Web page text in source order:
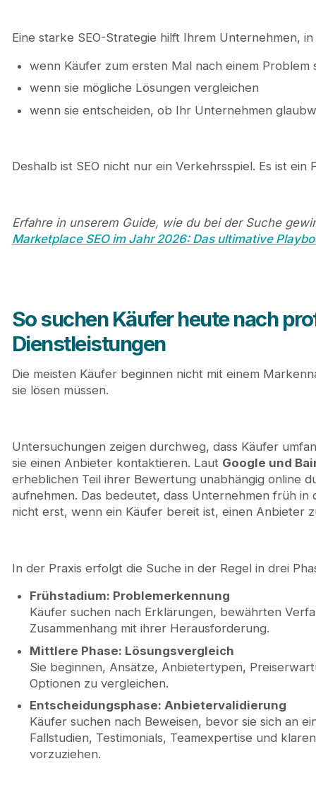
Eine starke SEO-Strategie hilft Ihrem Unternehmen,
wenn Käufer zum ersten Mal nach einem Problem
wenn sie mögliche Lösungen vergleichen
wenn sie entscheiden, ob Ihr Unternehmen
Deshalb ist SEO nicht nur ein Verkehrsspiel. Es ist ein
Erfahre in unserem Guide, wie du bei der Suche
Marketplace SEO im Jahr 2026: Das ultimative
So suchen Käufer heute nach
Dienstleistungen
Die meisten Käufer beginnen nicht mit einem
sie lösen müssen.
Untersuchungen zeigen durchweg, dass Käufer
sie einen Anbieter kontaktieren. Laut Google und
erheblichen Teil ihrer Bewertung unabhängig online
aufnehmen. Das bedeutet, dass Unternehmen früh in
nicht erst, wenn ein Käufer bereit ist, einen Anbieter
In der Praxis erfolgt die Suche in der Regel in drei
Frühstadium: Problemerkennung
Käufer suchen nach Erklärungen, bewährten
Zusammenhang mit ihrer Herausforderung.
Mittlere Phase: Lösungsvergleich
Sie beginnen, Ansätze, Anbietertypen,
Optionen zu vergleichen.
Entscheidungsphase: Anbietervalidierung
Käufer suchen nach Beweisen, bevor sie sich an
Fallstudien, Testimonials, Teamexpertise und
vorzuziehen.